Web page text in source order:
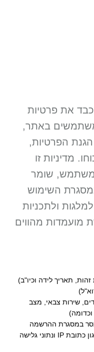
את פרטיות
באתר,
הפרטיות,
מכוחו. מדיניות זו
משתמש, שומר
השימוש
ולתכניות
מועמדות מהווים
תאריך לידה וכיו"ב)
שירות צבאי, מצב
וכדומה)
במסגרת ההרשמה
מידע טכני בעת השימוש באתר (כגון כתובת IP ונתוני גלישה